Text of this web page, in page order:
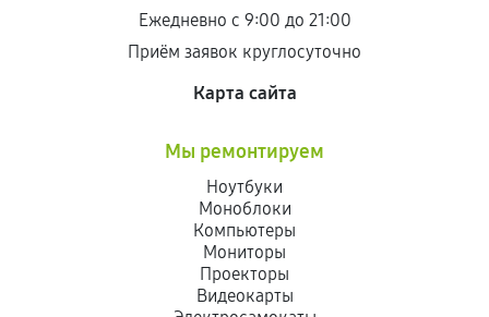
Ежедневно с 9:00 до 21:00
Приём заявок круглосуточно
Карта сайта
Мы ремонтируем
Ноутбуки
Моноблоки
Компьютеры
Мониторы
Проекторы
Видеокарты